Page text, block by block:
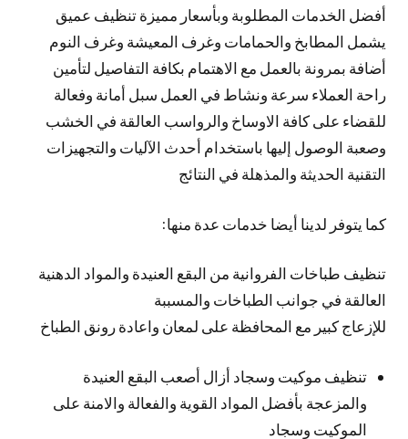
أفضل الخدمات المطلوبة وبأسعار مميزة تنظيف عميق
يشمل المطابخ والحمامات وغرف المعيشة وغرف النوم
أضافة بمرونة بالعمل مع الاهتمام بكافة التفاصيل لتأمين
راحة العملاء سرعة ونشاط في العمل سبل أمانة وفعالة
للقضاء على كافة الاوساخ والرواسب العالقة في الخشب
وصعبة الوصول إليها باستخدام أحدث الآليات والتجهيزات
التقنية الحديثة والمذهلة في النتائج
كما يتوفر لدينا أيضا خدمات عدة منها:
تنظيف طباخات الفروانية من البقع العنيدة والمواد الدهنية
العالقة في جوانب الطباخات والمسببة
للإزعاج كبير مع المحافظة على لمعان واعادة رونق الطباخ
تنظيف موكيت وسجاد أزال أصعب البقع العنيدة
والمزعجة بأفضل المواد القوية والفعالة والامنة على
الموكيت وسجاد